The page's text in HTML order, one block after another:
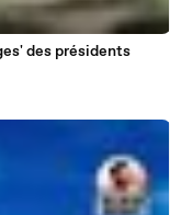
des présidents